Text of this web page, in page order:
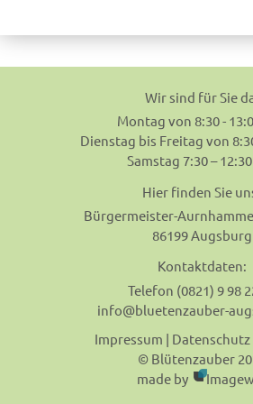
Wir sind für Sie
Montag von 8:30 -
Dienstag bis Freitag von
Samstag 7:30 –
Hier finden Sie
Bürgermeister-
86199 Augsburg
Kontaktdaten:
Telefon (0821) 9 98
info@bluetenzauber-
Impressum | Datenschutz
© Blütenzauber
made by